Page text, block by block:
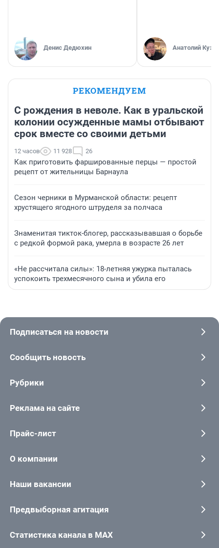
Денис Дедюхин Анатолий
РЕКОМЕНДУЕМ
С рождения в неволе. Как в уральской
колонии осужденные мамы отбывают
срок вместе со своими детьми
12 часов 11 928 26
Как приготовить фаршированные перцы — простой
рецепт от жительницы Барнаула
Сезон черники в Мурманской области: рецепт
хрустящего ягодного штруделя за полчаса
Знаменитая тикток-блогер, рассказывавшая о борьбе
с редкой формой рака, умерла в возрасте 26 лет
«Не рассчитала силы»: 18-летняя ужурка пыталась
успокоить трехмесячного сына и убила его
Подписаться на новости
Сообщить новость
Рубрики
Реклама на сайте
Прайс-лист
О компании
Наши вакансии
Предвыборная агитация
Статистика канала в MAX